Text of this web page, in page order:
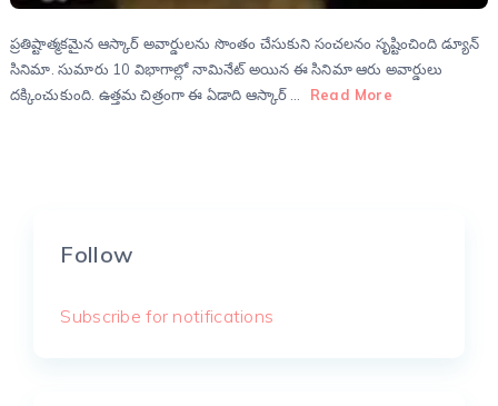
ప్రతిష్టాత్మకమైన ఆస్కార్ అవార్డులను సొంతం చేసుకుని సంచలనం సృష్టించింది డ్యూన్
సినిమా. సుమారు 10 విభాగాల్లో నామినేట్ అయిన ఈ సినిమా ఆరు అవార్డులు
దక్కించుకుంది. ఉత్తమ చిత్రంగా ఈ ఏడాది ఆస్కార్ …
Read More
Follow
Subscribe for notifications